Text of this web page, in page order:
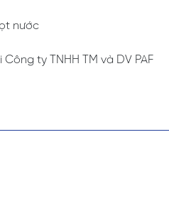
nước
ty TNHH TM và DV PAF